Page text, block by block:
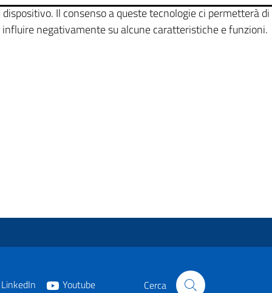
Il consenso a queste tecnologie ci permetterà di
negativamente su alcune caratteristiche e funzioni.
LinkedIn Youtube Cerca